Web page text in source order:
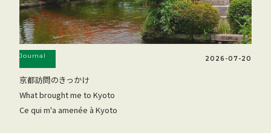
Journal 2026-07-20
京都訪問のきっかけ
What brought me to Kyoto
Ce qui m'a amenée à Kyoto